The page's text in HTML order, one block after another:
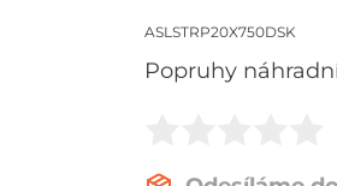
ASLSTRP20X750DSK
popruhy